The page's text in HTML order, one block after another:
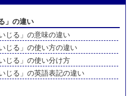
」の違い
じる」の意味の違い
じる」の使い方の違い
じる」の使い分け方
じる」の英語表記の違い